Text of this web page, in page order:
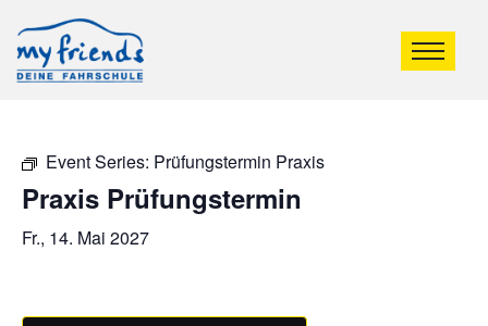
Event Series: Prüfungstermin Praxis
Praxis Prüfungstermin
Fr., 14. Mai 2027